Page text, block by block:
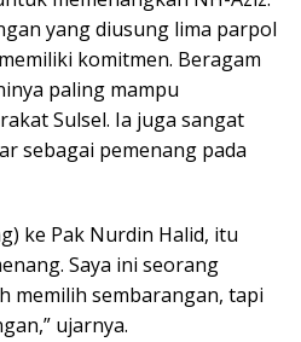
yang diusung lima parpol
komitmen. Beragam
paling mampu
Sulsel. Ia juga sangat
sebagai pemenang pada
ke Pak Nurdin Halid, itu
Saya ini seorang
memilih sembarangan, tapi
ujarnya.